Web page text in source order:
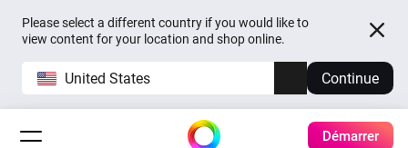
Please select a different country if you would like to
view content for your location and shop online.
United States Continue
Démarrer